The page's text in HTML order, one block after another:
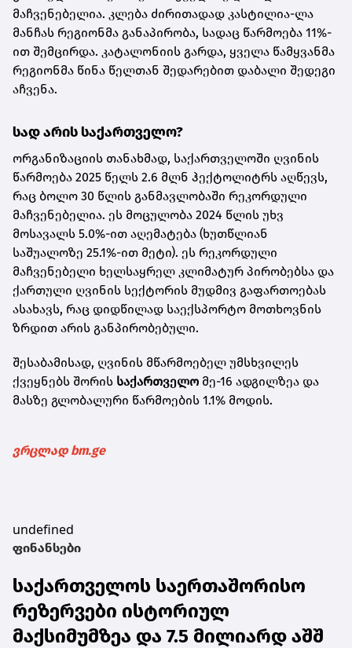
მაჩვენებელია. კლება ძირითადად კასტილია-ლა
მანჩას რეგიონმა განაპირობა, სადაც წარმოება 11%-
ით შემცირდა. კატალონიის გარდა, ყველა წამყვანმა
რეგიონმა წინა წელთან შედარებით დაბალი შედეგი
აჩვენა.
სად არის საქართველო?
ორგანიზაციის თანახმად, საქართველოში ღვინის
წარმოება 2025 წელს 2.6 მლნ ჰექტოლიტრს აღწევს,
რაც ბოლო 30 წლის განმავლობაში რეკორდული
მაჩვენებელია. ეს მოცულობა 2024 წლის უხვ
მოსავალს 5.0%-ით აღემატება (ხუთწლიან
საშუალოზე 25.1%-ით მეტი). ეს რეკორდული
მაჩვენებელი ხელსაყრელ კლიმატურ პირობებსა და
ქართული ღვინის სექტორის მუდმივ გაფართოებას
ასახავს, რაც დიდწილად საექსპორტო მოთხოვნის
ზრდით არის განპირობებული.
შესაბამისად, ღვინის მწარმოებელ უმსხვილეს
ქვეყნებს შორის საქართველო მე-16 ადგილზეა და
მასზე გლობალური წარმოების 1.1% მოდის.
ვრცლად bm.ge
undefined
ფინანსები
საქართველოს საერთაშორისო
რეზერვები ისტორიულ
მაქსიმუმზეა და 7.5 მილიარდ აშშ